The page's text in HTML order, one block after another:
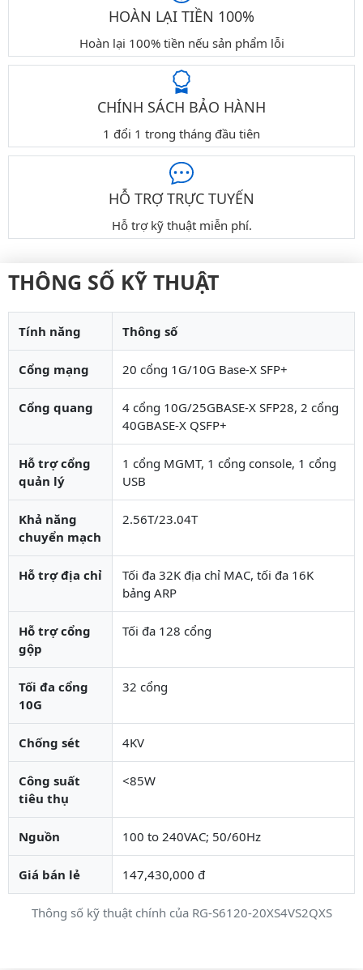
HOÀN LẠI TIỀN 100%
Hoàn lại 100% tiền nếu sản phẩm lỗi
CHÍNH SÁCH BẢO HÀNH
1 đổi 1 trong tháng đầu tiên
HỖ TRỢ TRỰC TUYẾN
Hỗ trợ kỹ thuật miễn phí.
THÔNG SỐ KỸ THUẬT
Thông số kỹ thuật chính của RG-S6120-20XS4VS2QXS
Tính năng Thông số
Cổng mạng 20 cổng 1G/10G Base-X SFP+
Cổng quang
4 cổng 10G/25GBASE-X SFP28, 2 cổng
40GBASE-X QSFP+
Hỗ trợ cổng
quản lý
1 cổng MGMT, 1 cổng console, 1 cổng
USB
Khả năng
chuyển mạch
2.56T/23.04T
Hỗ trợ địa chỉ
Tối đa 32K địa chỉ MAC, tối đa 16K
bảng ARP
Hỗ trợ cổng
gộp
Tối đa 128 cổng
Tối đa cổng
10G
32 cổng
Chống sét 4KV
Công suất
tiêu thụ
<85W
Nguồn 100 to 240VAC; 50/60Hz
Giá bán lẻ 147,430,000 đ